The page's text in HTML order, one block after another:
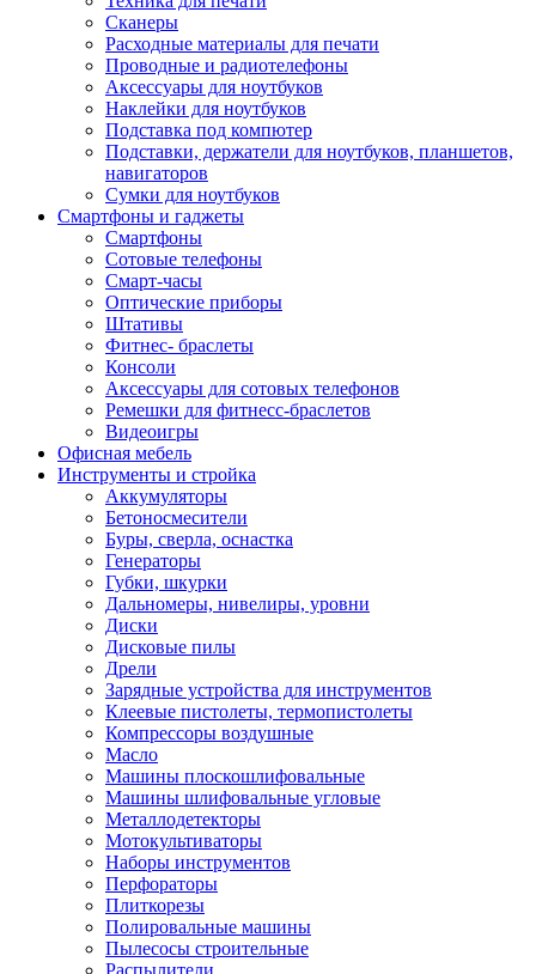
Сканеры
Расходные материалы для печати
Проводные и радиотелефоны
Аксессуары для ноутбуков
Наклейки для ноутбуков
Подставка под компютер
Подставки, держатели для ноутбуков, планшетов,
навигаторов
Сумки для ноутбуков
Смартфоны и гаджеты
Смартфоны
Сотовые телефоны
Смарт-часы
Оптические приборы
Штативы
Фитнес- браслеты
Консоли
Аксессуары для сотовых телефонов
Ремешки для фитнесс-браслетов
Видеоигры
Офисная мебель
Инструменты и стройка
Аккумуляторы
Бетоносмесители
Буры, сверла, оснастка
Генераторы
Губки, шкурки
Дальномеры, нивелиры, уровни
Диски
Дисковые пилы
Дрели
Зарядные устройства для инструментов
Клеевые пистолеты, термопистолеты
Компрессоры воздушные
Масло
Машины плоскошлифовальные
Машины шлифовальные угловые
Металлодетекторы
Мотокультиваторы
Наборы инструментов
Перфораторы
Плиткорезы
Полировальные машины
Пылесосы строительные
Распылители